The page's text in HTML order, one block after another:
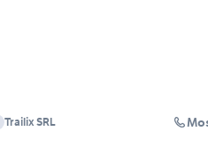
Trailix SRL